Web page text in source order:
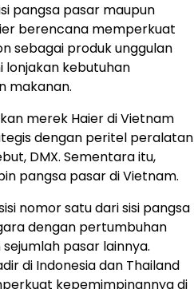
pangsa pasar maupun
berencana memperkuat
sebagai produk unggulan
lonjakan kebutuhan
makanan.
merek Haier di Vietnam
dengan peritel peralatan
DMX. Sementara itu,
pangsa pasar di Vietnam.
nomor satu dari sisi pangsa
dengan pertumbuhan
pasar lainnya.
di Indonesia dan Thailand
kepemimpinannya di